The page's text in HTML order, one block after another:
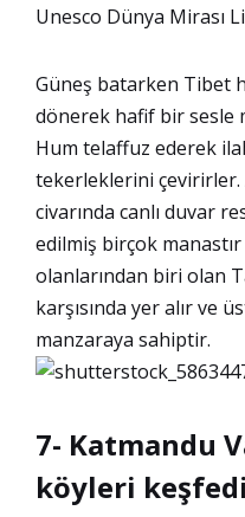
Unesco Dünya Mirası
Güneş batarken Tibet
dönerek hafif bir sesle
Hum telaffuz ederek
tekerleklerini çevirirler.
civarında canlı duvar
edilmiş birçok
olanlarından biri olan
karşısında yer alır ve
manzaraya sahiptir.
7- Katmandu
köyleri